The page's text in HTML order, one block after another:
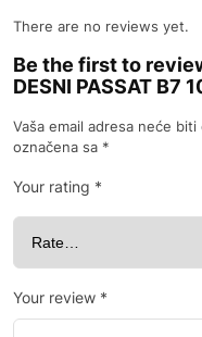
There are no reviews yet.
Be the first to
DESNI PASSAT B7
Vaša email adresa neće biti
označena sa *
Your rating *
Your review *